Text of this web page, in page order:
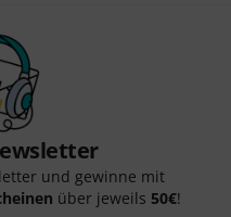
und gewinne mit
über jeweils 50€!